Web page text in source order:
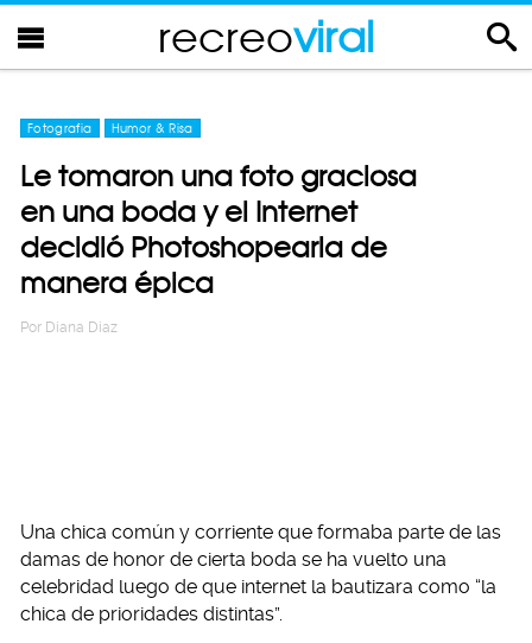
recreoviral
Fotografia Humor & Risa
Le tomaron una foto graciosa
en una boda y el Internet
decidió Photoshopearla de
manera épica
Por Diana Diaz
Una chica común y corriente que formaba parte de las
damas de honor de cierta boda se ha vuelto una
celebridad luego de que internet la bautizara como “la
chica de prioridades distintas”.